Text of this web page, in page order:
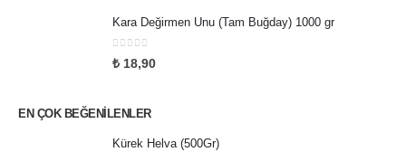
Kara Değirmen Unu (Tam Buğday) 1000 gr
0 5 üzerinden
₺ 18,90
EN ÇOK BEĞENILENLER
Kürek Helva (500Gr)